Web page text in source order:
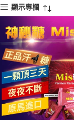
顯示專欄